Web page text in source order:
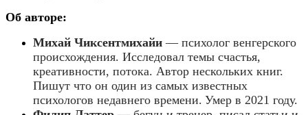
Об авторе:
Михай Чиксентмихайи— психолог венгерского
происхождения. Исследовал темы счастья,
креативности, потока. Автор нескольких книг.
Пишут что он один из самых известных
психологов недавнего времени. Умер в 2021 году.